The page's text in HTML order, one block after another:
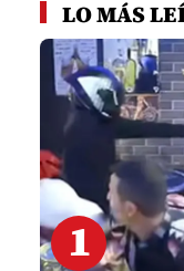
minute,
seconds
LO MÁS
1